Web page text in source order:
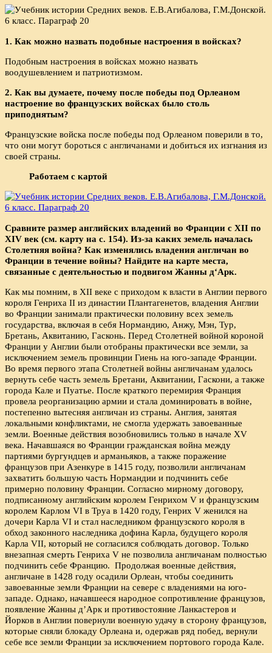
1. Как можно назвать подобные настроения в войсках?
Подобным настроения в войсках можно назвать
воодушевлением и патриотизмом.
2. Как вы думаете, почему после победы под Орлеаном
настроение во французских войсках было столь
приподнятым?
Французские войска после победы под Орлеаном поверили в то,
что они могут бороться с англичанами и добиться их изгнания из
своей страны.
Работаем с картой
Сравните размер английских владений во Франции с XII по
XIV век (см. карту на с. 154). Из-за каких земель началась
Столетняя война? Как изменялись владения англичан во
Франции в течение войны? Найдите на карте места,
связанные с деятельностью и подвигом Жанны д‘Арк.
Как мы помним, в XII веке с приходом к власти в Англии первого
короля Генриха II из династии Плантагенетов, владения Англии
во Франции занимали практически половину всех земель
государства, включая в себя Нормандию, Анжу, Мэн, Тур,
Бретань, Аквитанию, Гасконь. Перед Столетней войной короной
Франции у Англии были отобраны практически все земли, за
исключением земель провинции Гиень на юго-западе Франции.
Во время первого этапа Столетней войны англичанам удалось
вернуть себе часть земель Бретани, Аквитании, Гаскони, а также
города Кале и Пуатье. После краткого перемирия Франция
провела реорганизацию армии и стала доминировать в войне,
постепенно вытесняя англичан из страны. Англия, занятая
локальными конфликтами, не смогла удержать завоеванные
земли. Военные действия возобновились только в начале XV
века. Начавшаяся во Франции гражданская война между
партиями бургундцев и арманьяков, а также поражение
французов при Азенкуре в 1415 году, позволили англичанам
захватить большую часть Нормандии и подчинить себе
примерно половину Франции. Согласно мирному договору,
подписанному английским королем Генрихом V и французским
королем Карлом VI в Труа в 1420 году, Генрих V женился на
дочери Карла VI и стал наследником французского короля в
обход законного наследника дофина Карла, будущего короля
Карла VII, который не согласился соблюдать договор. Только
внезапная смерть Генриха V не позволила англичанам полностью
подчинить себе Францию. Продолжая военные действия,
англичане в 1428 году осадили Орлеан, чтобы соединить
завоеванные земли Франции на севере с владениями на юго-
западе. Однако, начавшееся народное сопротивление французов,
появление Жанны д’Арк и противостояние Ланкастеров и
Йорков в Англии повернули военную удачу в сторону французов,
которые сняли блокаду Орлеана и, одержав ряд побед, вернули
себе все земли Франции за исключением портового города Кале.